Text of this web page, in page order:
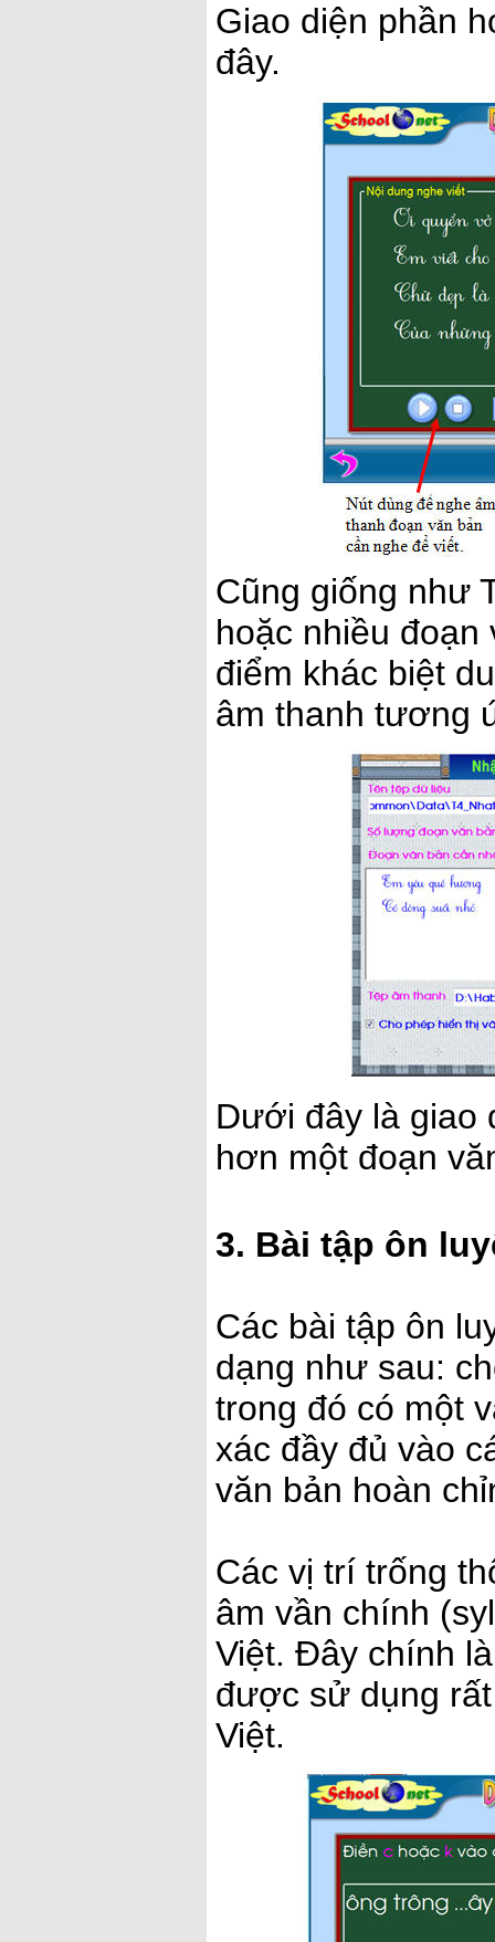
Giao diện phần
đây.
Cũng giống như
hoặc nhiều đoạn
điểm khác biệt
âm thanh tương
Dưới đây là giao
hơn một đoạn
3. Bài tập ôn
Các bài tập ôn
dạng như sau:
trong đó có một
xác đầy đủ vào
văn bản hoàn
Các vị trí trống
âm vần chính
Việt. Đây chính
được sử dụng
Việt.